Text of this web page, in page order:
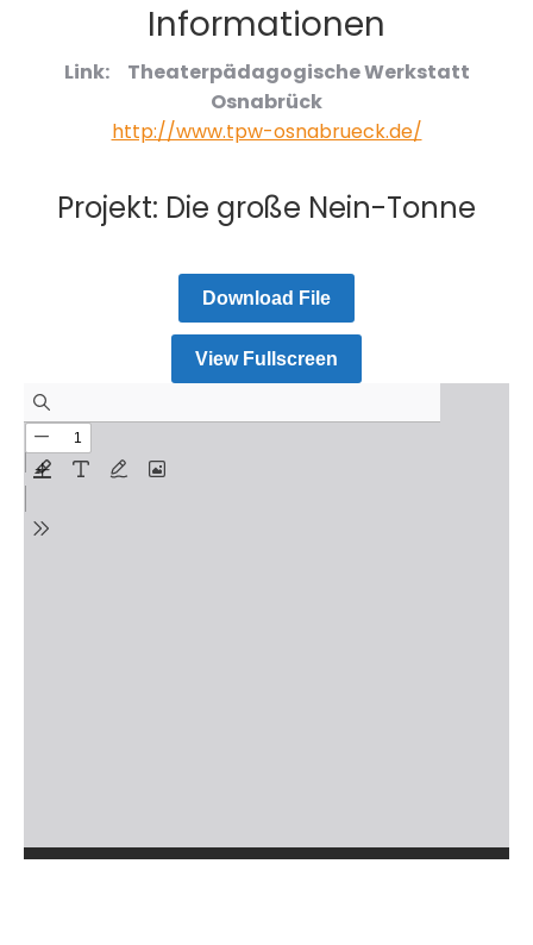
Informationen
Link:
Theaterpädagogische Werkstatt
Osnabrück
http://www.tpw-osnabrueck.de/
Projekt: Die große Nein-Tonne
Download File
View Fullscreen